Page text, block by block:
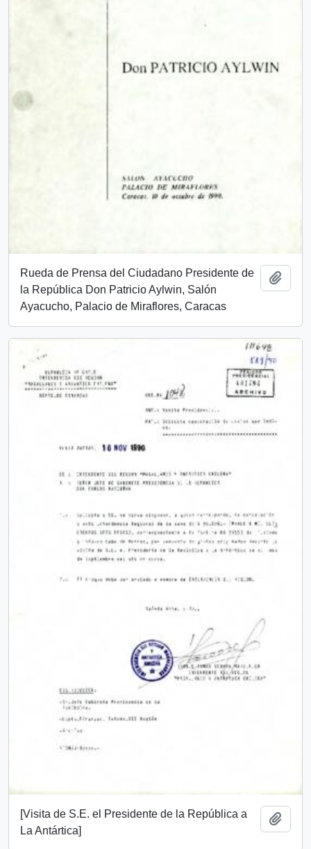
Rueda de Prensa del Ciudadano Presidente de
la República Don Patricio Aylwin, Salón
Ayacucho, Palacio de Miraflores, Caracas
[Visita de S.E. el Presidente de la República a
La Antártica]